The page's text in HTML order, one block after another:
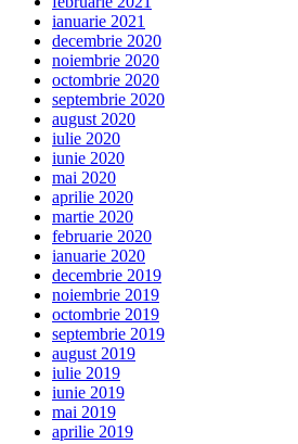
ianuarie 2021
decembrie 2020
noiembrie 2020
octombrie 2020
septembrie 2020
august 2020
iulie 2020
iunie 2020
mai 2020
aprilie 2020
martie 2020
februarie 2020
ianuarie 2020
decembrie 2019
noiembrie 2019
octombrie 2019
septembrie 2019
august 2019
iulie 2019
iunie 2019
mai 2019
aprilie 2019